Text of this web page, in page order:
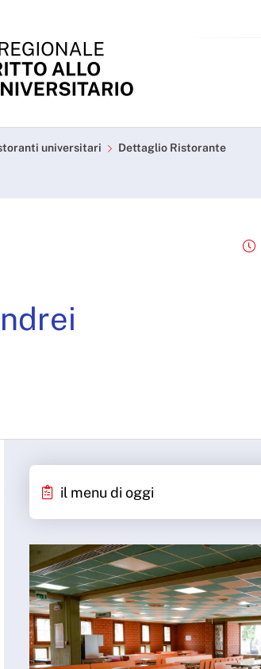
universitari Dettaglio Ristorante
il menu di oggi